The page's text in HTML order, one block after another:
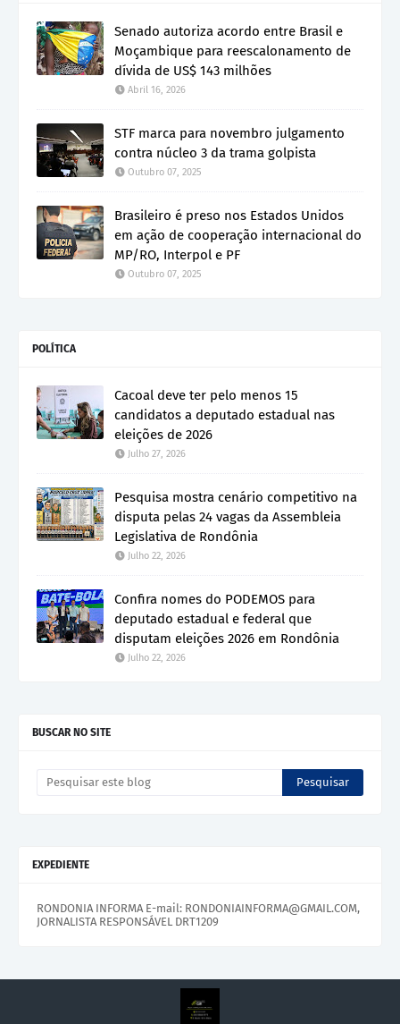
Senado autoriza acordo entre Brasil e
Moçambique para reescalonamento de
dívida de US$ 143 milhões
Abril 16, 2026
STF marca para novembro julgamento
contra núcleo 3 da trama golpista
Outubro 07, 2025
Brasileiro é preso nos Estados Unidos
em ação de cooperação internacional do
MP/RO, Interpol e PF
Outubro 07, 2025
POLÍTICA
Cacoal deve ter pelo menos 15
candidatos a deputado estadual nas
eleições de 2026
Julho 27, 2026
Pesquisa mostra cenário competitivo na
disputa pelas 24 vagas da Assembleia
Legislativa de Rondônia
Julho 22, 2026
Confira nomes do PODEMOS para
deputado estadual e federal que
disputam eleições 2026 em Rondônia
Julho 22, 2026
BUSCAR NO SITE
EXPEDIENTE
RONDONIA INFORMA E-mail: RONDONIAINFORMA@GMAIL.COM,
JORNALISTA RESPONSÁVEL DRT1209